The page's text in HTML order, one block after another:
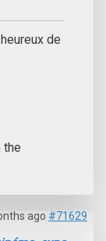
de
the
ago #71629